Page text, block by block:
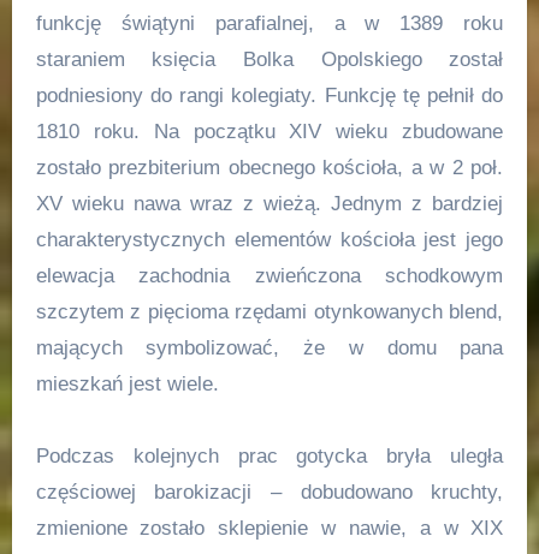
funkcję świątyni parafialnej, a w 1389 roku
staraniem księcia Bolka Opolskiego został
podniesiony do rangi kolegiaty. Funkcję tę pełnił do
1810 roku. Na początku XIV wieku zbudowane
zostało prezbiterium obecnego kościoła, a w 2 poł.
XV wieku nawa wraz z wieżą. Jednym z bardziej
charakterystycznych elementów kościoła jest jego
elewacja zachodnia zwieńczona schodkowym
szczytem z pięcioma rzędami otynkowanych blend,
mających symbolizować, że w domu pana
mieszkań jest wiele.
Podczas kolejnych prac gotycka bryła uległa
częściowej barokizacji – dobudowano kruchty,
zmienione zostało sklepienie w nawie, a w XIX